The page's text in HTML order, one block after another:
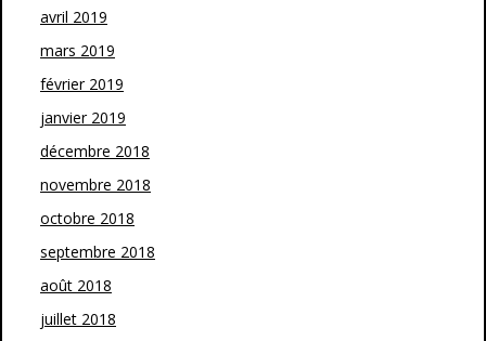
avril 2019
mars 2019
février 2019
janvier 2019
décembre 2018
novembre 2018
octobre 2018
septembre 2018
août 2018
juillet 2018